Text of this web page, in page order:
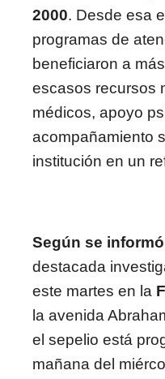
2000. Desde esa
programas de
beneficiaron a
escasos recursos
médicos, apoyo
acompañamiento
institución en un
Según se informó
destacada
este martes en la
la avenida
el sepelio está
mañana del